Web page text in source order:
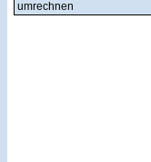
umrechnen